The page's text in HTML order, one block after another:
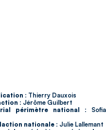
: Thierry Dauxois
: Jérôme Guilbert
périmètre national : Sofia
nationale : Julie Lallemant